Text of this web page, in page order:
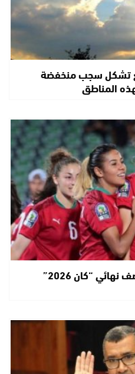
تشكل سجب منخفضة
المناطق
لبؤات الأطلس يعبرن إلى نصف نهائي “كان 2026”